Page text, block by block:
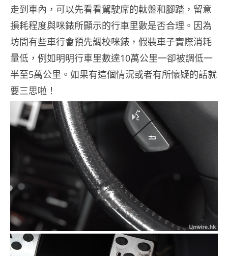
走到車內，可以先看看駕駛席的軚盤和腳踏，留意
損耗程度與咪錶所顯示的行車里數是否合理。因為
坊間有些車行會預先調校咪錶，假裝車子實際消耗
量低，例如明明行車里數達10萬公里一卻被調低一
半至5萬公里。如果有這個情況或者有所懷疑的話就
要三思啦！